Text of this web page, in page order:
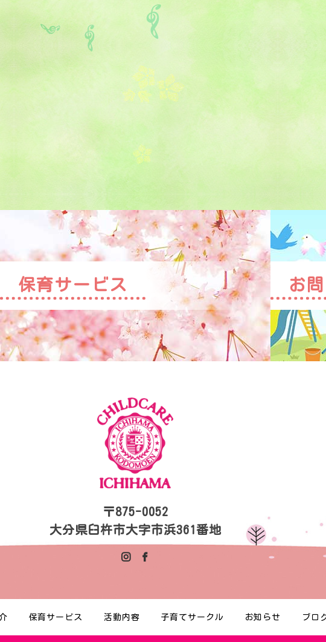
保育サービス お
〒875-0052
大分県臼杵市大字市浜361番地
保育サービス 活動内容 子育てサークル お知らせ ブロ